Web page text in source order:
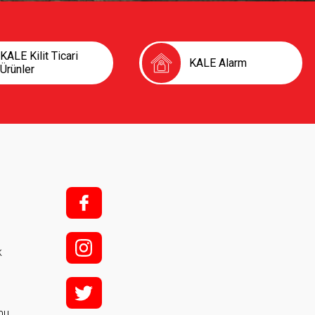
KALE Kilit Ticari
Ürünler
KALE Alarm
f;
i;
t